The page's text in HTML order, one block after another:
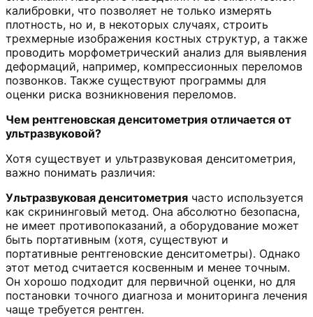
калибровки, что позволяет не только измерять
плотность, но и, в некоторых случаях, строить
трехмерные изображения костных структур, а также
проводить морфометрический анализ для выявления
деформаций, например, компрессионных переломов
позвонков. Также существуют программы для
оценки риска возникновения переломов.
Чем рентгеновская денситометрия отличается от
ультразвуковой?
Хотя существует и ультразвуковая денситометрия,
важно понимать различия:
Ультразвуковая денситометрия часто используется
как скрининговый метод. Она абсолютно безопасна,
не имеет противопоказаний, а оборудование может
быть портативным (хотя, существуют и
портативные рентгеновские денситометры). Однако
этот метод считается косвенным и менее точным.
Он хорошо подходит для первичной оценки, но для
постановки точного диагноза и мониторинга лечения
чаще требуется рентген.